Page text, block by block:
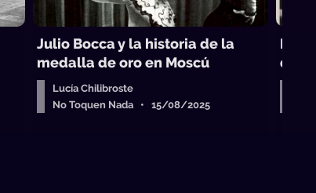
Julio Bocca y la historia de la
medalla de oro en Moscú
Lucía Chilibroste
No Toquen Nada • 15/08/2025
del